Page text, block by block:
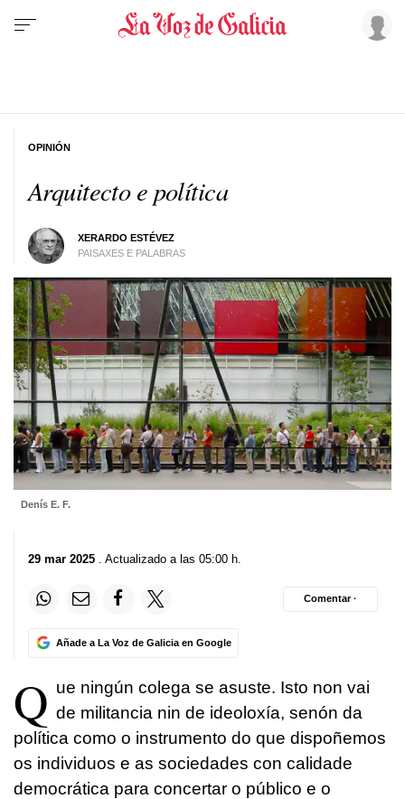
Arquitecto e política
XERARDO ESTÉVEZ
PAISAXES E PALABRAS
OPINIÓN
Denís E. F.
29 mar 2025 . Actualizado a las 05:00 h.
Añade a La Voz de Galicia en Google
Comentar ·
Q ue ningún colega se asuste. Isto non vai
de militancia nin de ideoloxía, senón da
política como o instrumento do que dispoñemos
os individuos e as sociedades con calidade
democrática para concertar o público e o